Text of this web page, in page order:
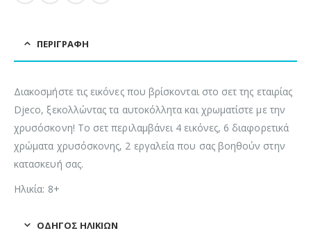
ΠΕΡΙΓΡΑΦΉ
Διακοσμήστε τις εικόνες που βρίσκονται στο σετ της εταιρίας
Djeco, ξεκολλώντας τα αυτοκόλλητα και χρωματίστε με την
χρυσόσκονη! Το σετ περιλαμβάνει 4 εικόνες, 6 διαφορετικά
χρώματα χρυσόσκονης, 2 εργαλεία που σας βοηθούν στην
κατασκευή σας.
Ηλικία: 8+
ΟΔΗΓΌΣ ΗΛΙΚΙΏΝ